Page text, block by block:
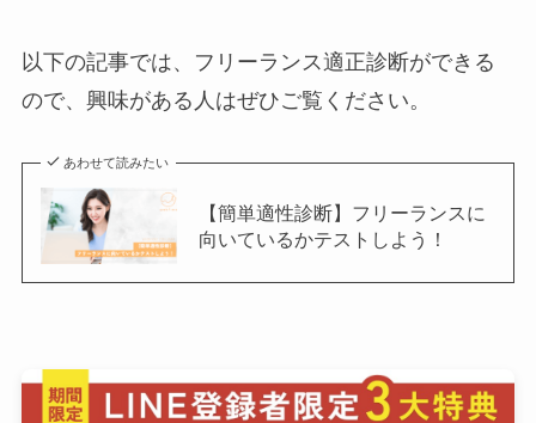
以下の記事では、フリーランス適正診断ができる
ので、興味がある人はぜひご覧ください。
あわせて読みたい
【簡単適性診断】フリーランスに
向いているかテストしよう！